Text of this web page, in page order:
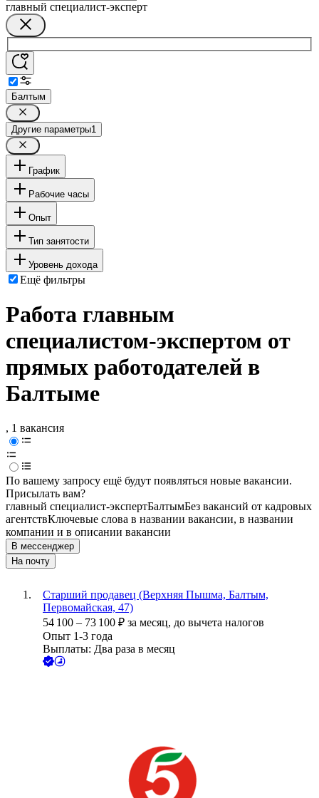
главный специалист-эксперт
Балтым
Другие параметры1
График
Рабочие часы
Опыт
Тип занятости
Уровень дохода
Ещё фильтры
Работа главным
специалистом-экспертом от
прямых работодателей в
Балтыме
, 1 вакансия
По вашему запросу ещё будут появляться новые вакансии.
Присылать вам?
главный специалист-экспертБалтымБез вакансий от кадровых
агентствКлючевые слова в названии вакансии, в названии
компании и в описании вакансии
В мессенджер
На почту
Старший продавец (Верхняя Пышма, Балтым,
Первомайская, 47)
54 100 – 73 100 ₽ за месяц, до вычета налогов
Опыт 1-3 года
Выплаты: Два раза в месяц